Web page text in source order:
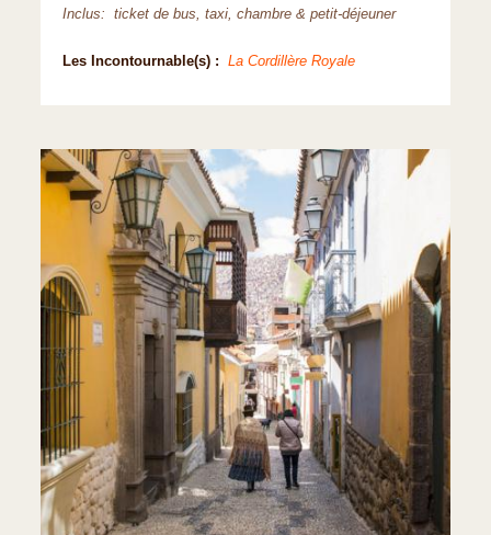
Inclus: ticket de bus, taxi, chambre & petit-déjeuner
Les Incontournable(s) : La Cordillère Royale